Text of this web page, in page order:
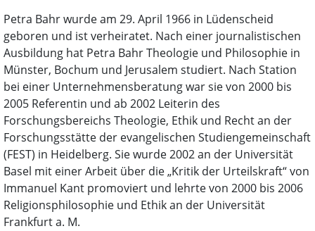
Petra Bahr wurde am 29. April 1966 in Lüdenscheid
geboren und ist verheiratet. Nach einer journalistischen
Ausbildung hat Petra Bahr Theologie und Philosophie in
Münster, Bochum und Jerusalem studiert. Nach Station
bei einer Unternehmensberatung war sie von 2000 bis
2005 Referentin und ab 2002 Leiterin des
Forschungsbereichs Theologie, Ethik und Recht an der
Forschungsstätte der evangelischen Studiengemeinschaft
(FEST) in Heidelberg. Sie wurde 2002 an der Universität
Basel mit einer Arbeit über die „Kritik der Urteilskraft“ von
Immanuel Kant promoviert und lehrte von 2000 bis 2006
Religionsphilosophie und Ethik an der Universität
Frankfurt a. M.